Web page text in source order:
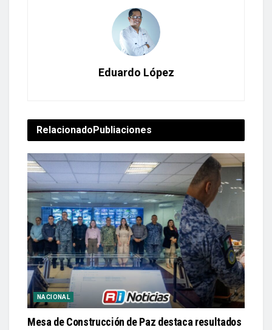
Eduardo López
Relacionado Publiaciones
NACIONAL
Mesa de Construcción de Paz destaca resultados